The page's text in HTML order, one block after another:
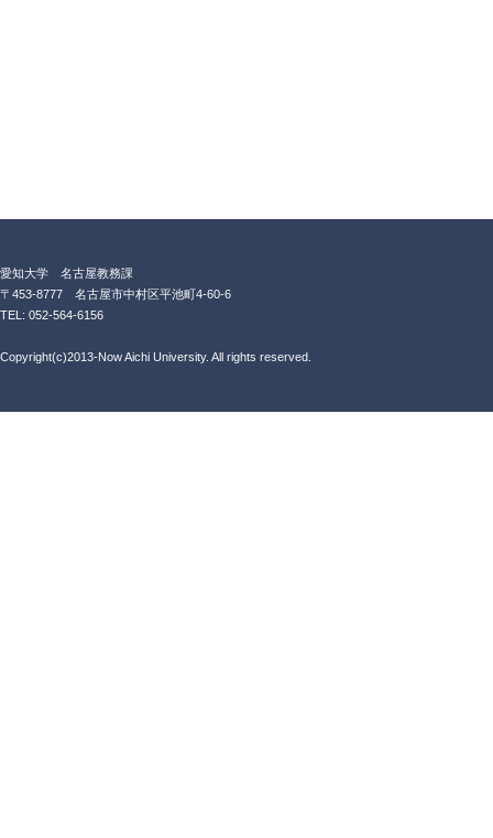
愛知大学 名古屋教務課
〒453-8777 名古屋市中村区平池町4-60-6
TEL: 052-564-6156
Copyright(c)2013-Now Aichi University. All rights reserved.